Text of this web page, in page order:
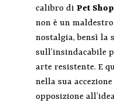
calibro di Pet
non è un
nostalgia, bensì la
sull’insindacabile
arte resistente. E
nella sua
opposizione